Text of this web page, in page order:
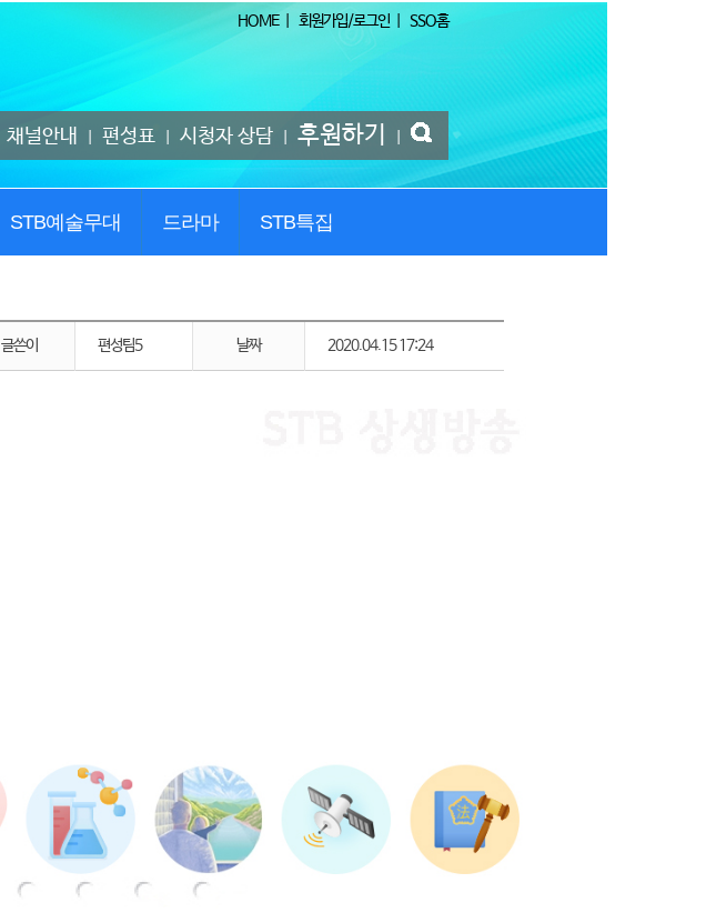
HOME| 회원가입/로그인 SSO홈
채널안내 편성표 시청자 상담 후원하기
STB예술무대 드라마 STB특집
글쓴이 편성팀5 날짜 2020.04.15 17:24